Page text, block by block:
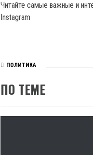
Читайте самые важные и
Instagram
ПОЛИТИКА
ПО ТЕМЕ